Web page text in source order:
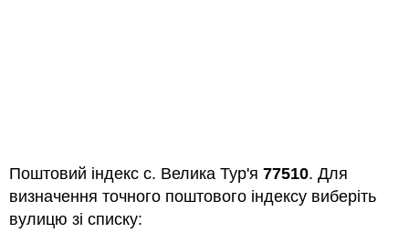
Поштовий індекс с. Велика Тур'я 77510. Для
визначення точного поштового індексу виберіть
вулицю зі списку: